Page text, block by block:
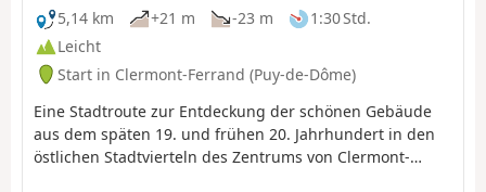
5,14 km
+21 m -23 m
1:30 Std.
Leicht
Start in Clermont-Ferrand (Puy-de-Dôme)
Eine Stadtroute zur Entdeckung der schönen Gebäude
aus dem späten 19. und frühen 20. Jahrhundert in den
östlichen Stadtvierteln des Zentrums von Clermont-